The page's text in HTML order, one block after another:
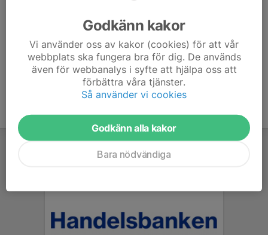
ORANGE/VIOLETT: Anslagstavlan
Godkänn kakor
Vi använder oss av kakor (cookies) för att vår
webbplats ska fungera bra för dig. De används
även för webbanalys i syfte att hjälpa oss att
förbättra våra tjänster.
Så använder vi cookies
Godkänn alla kakor
Bara nödvändiga